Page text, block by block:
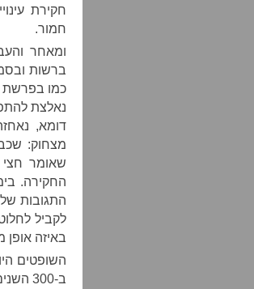
חקירת
חמור.
ומאחר
ברשות
כמו בפרשת
נאלצת
דומא,
מצחוק:
שאומר חצי
החקירה.
התגובות
לקביל
באיזה אופן
השופטים
ב-